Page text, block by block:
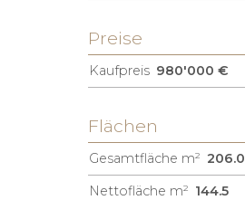
Preise
Kaufpreis 980'000 €
Flächen
Gesamtfläche m² 206.0
Nettofläche m² 144.5